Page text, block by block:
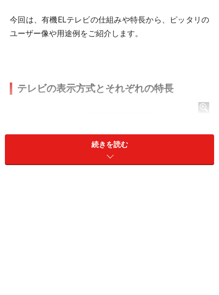
今回は、有機ELテレビの仕組みや特長から、ピッタリの
ユーザー像や用途例をご紹介します。
テレビの表示方式とそれぞれの特長
続きを読む